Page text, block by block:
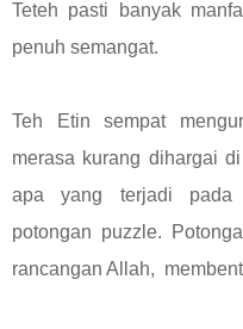
Teteh pasti banyak
penuh semangat.
Teh Etin sempat
merasa kurang dihargai
apa yang terjadi pada
potongan puzzle.
rancangan Allah,